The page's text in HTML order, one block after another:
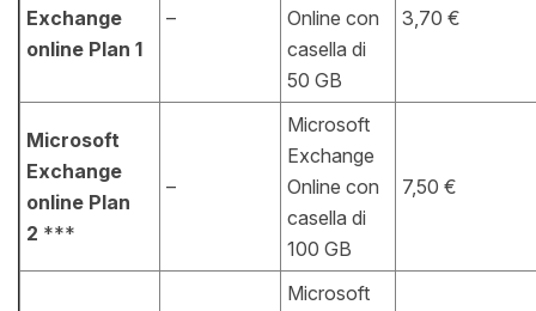
Exchange
online Plan 1
–
Online con
casella di
50 GB
3,70 €
Microsoft
Exchange
online Plan
2 ***
–
Microsoft
Exchange
Online con
casella di
100 GB
7,50 €
Microsoft